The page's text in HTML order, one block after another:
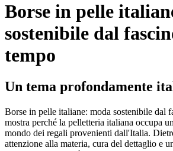
Borse in pelle
sostenibile dal
tempo
Un tema profondamente
Borse in pelle italiane: moda sostenibile dal
mostra perché la pelletteria italiana occupa
mondo dei regali provenienti dall'Italia.
attenzione alla materia, cura del dettaglio e